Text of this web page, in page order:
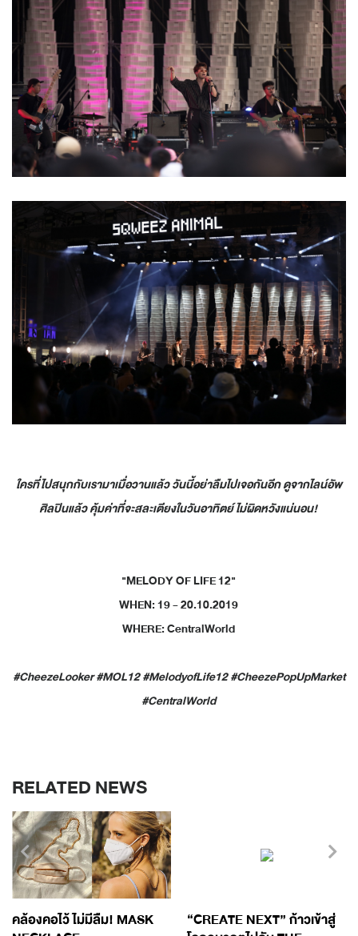
ใครที่ไปสนุกกับเรามาเมื่อวานแล้ว วันนี้อย่าลืมไปเจอกันอีก ดูจากไลน์อัพ
ศิลปินแล้ว คุ้มค่าที่จะสละเตียงในวันอาทิตย์ ไม่ผิดหวังแน่นอน!
"MELODY OF LIFE 12"
WHEN: 19 - 20.10.2019
WHERE: CentralWorld
#CheezeLooker #MOL12 #MelodyofLife12 #CheezePopUpMarket
#CentralWorld
RELATED NEWS
คล้องคอไว้ ไม่มีลืม! MASK
“CREATE NEXT” ก้าวเข้าสู่